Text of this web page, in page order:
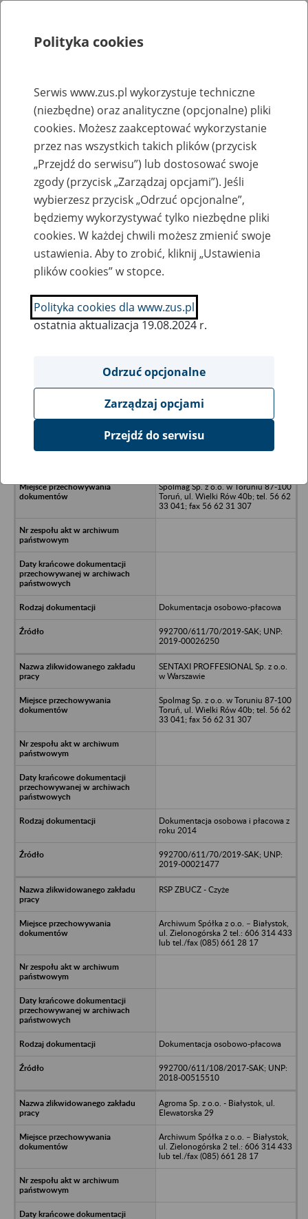
Rejestry, ewidencje i archiwa
Baza zlikwidowanych lub
przekształconych zakładów pracy
Nazwa zakładu pracy:
SZUKAJ
Ukryj wszystkie pozycje bazy
Ceramika Budowlana Sp. z o.o.
Spolmag Sp. z o.o. w Toruniu 87-100
Toruń, ul. Wielki Rów 40b; tel. 56 62
33 041; fax 56 62 31 307
Dokumentacja osobowo-płacowa
992700/611/70/2019-SAK; UNP:
2019-00026250
SENTAXI PROFFESIONAL Sp. z o.o.
w Warszawie
Spolmag Sp. z o.o. w Toruniu 87-100
Toruń, ul. Wielki Rów 40b; tel. 56 62
33 041; fax 56 62 31 307
Dokumentacja osobowa i płacowa z
roku 2014
992700/611/70/2019-SAK; UNP:
2019-00021477
RSP ZBUCZ - Czyże
Archiwum Spółka z o.o. – Białystok,
ul. Zielonogórska 2 tel.: 606 314 433
lub tel./fax (085) 661 28 17
Dokumentacja osobowo-płacowa
992700/611/108/2017-SAK; UNP:
2018-00515510
Agroma Sp. z o.o. - Białystok, ul.
Elewatorska 29
Archiwum Spółka z o.o. – Białystok,
ul. Zielonogórska 2 tel.: 606 314 433
lub tel./fax (085) 661 28 17
Polityka cookies
Serwis www.zus.pl wykorzystuje techniczne
(niezbędne) oraz analityczne (opcjonalne) pliki
cookies. Możesz zaakceptować wykorzystanie
przez nas wszystkich takich plików (przycisk
„Przejdź do serwisu”) lub dostosować swoje
zgody (przycisk „Zarządzaj opcjami”). Jeśli
wybierzesz przycisk „Odrzuć opcjonalne”,
będziemy wykorzystywać tylko niezbędne pliki
cookies. W każdej chwili możesz zmienić swoje
ustawienia. Aby to zrobić, kliknij „Ustawienia
plików cookies” w stopce.
Polityka cookies dla www.zus.pl
ostatnia aktualizacja 19.08.2024 r.
Odrzuć opcjonalne
Zarządzaj opcjami
Przejdź do serwisu